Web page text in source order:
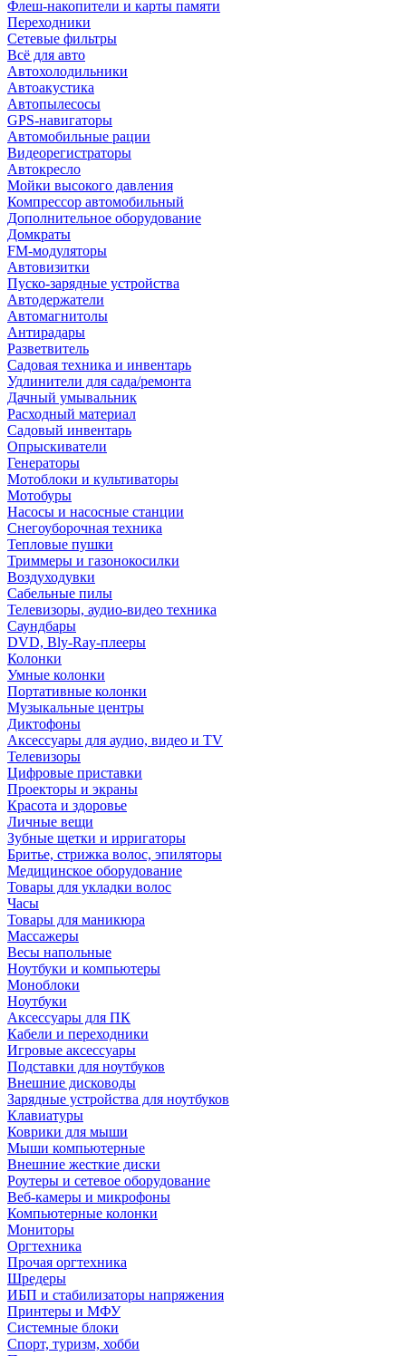
Флеш-накопители и карты памяти
Переходники
Сетевые фильтры
Всё для авто
Автохолодильники
Автоакустика
Автопылесосы
GPS-навигаторы
Автомобильные рации
Видеорегистраторы
Автокресло
Мойки высокого давления
Компрессор автомобильный
Дополнительное оборудование
Домкраты
FM-модуляторы
Автовизитки
Пуско-зарядные устройства
Автодержатели
Автомагнитолы
Антирадары
Разветвитель
Садовая техника и инвентарь
Удлинители для сада/ремонта
Дачный умывальник
Расходный материал
Садовый инвентарь
Опрыскиватели
Генераторы
Мотоблоки и культиваторы
Мотобуры
Насосы и насосные станции
Снегоуборочная техника
Тепловые пушки
Триммеры и газонокосилки
Воздуходувки
Сабельные пилы
Телевизоры, аудио-видео техника
Саундбары
DVD, Bly-Ray-плееры
Колонки
Умные колонки
Портативные колонки
Музыкальные центры
Диктофоны
Аксессуары для аудио, видео и TV
Телевизоры
Цифровые приставки
Проекторы и экраны
Красота и здоровье
Личные вещи
Зубные щетки и ирригаторы
Бритье, стрижка волос, эпиляторы
Медицинское оборудование
Товары для укладки волос
Часы
Товары для маникюра
Массажеры
Весы напольные
Ноутбуки и компьютеры
Моноблоки
Ноутбуки
Аксессуары для ПК
Кабели и переходники
Игровые аксессуары
Подставки для ноутбуков
Внешние дисководы
Зарядные устройства для ноутбуков
Клавиатуры
Коврики для мыши
Мыши компьютерные
Внешние жесткие диски
Роутеры и сетевое оборудование
Веб-камеры и микрофоны
Компьютерные колонки
Мониторы
Оргтехника
Прочая оргтехника
Шредеры
ИБП и стабилизаторы напряжения
Принтеры и МФУ
Системные блоки
Спорт, туризм, хобби